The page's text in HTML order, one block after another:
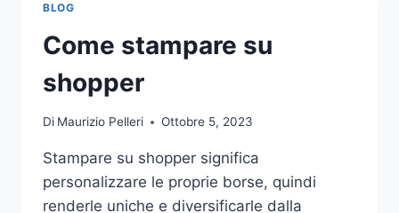
BLOG
Come stampare su
shopper
Di Maurizio Pelleri Ottobre 5, 2023
Stampare su shopper significa
personalizzare le proprie borse, quindi
renderle uniche e diversificarle dalla